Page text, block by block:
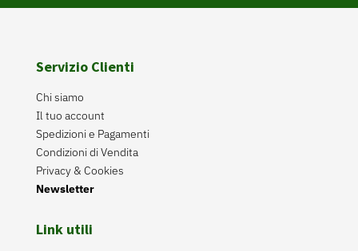
Servizio Clienti
Chi siamo
Il tuo account
Spedizioni e Pagamenti
Condizioni di Vendita
Privacy & Cookies
Newsletter
Link utili